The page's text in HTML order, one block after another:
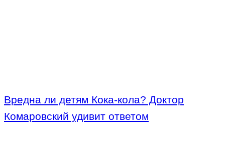
Вредна ли детям Кока-кола? Доктор
Комаровский удивит ответом